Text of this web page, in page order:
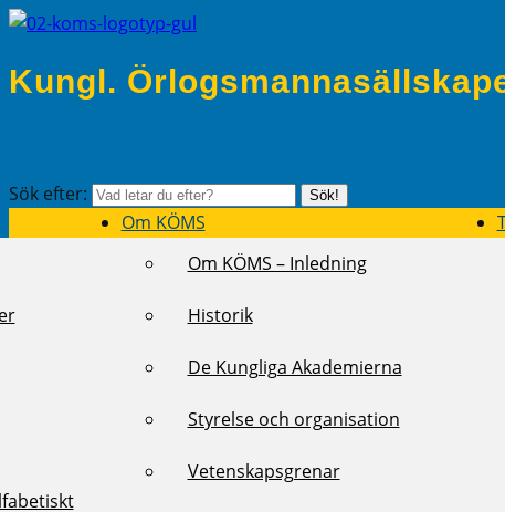
Kungl.
Sök efter: Sök!
Om KÖMS
Om KÖMS – Inledning
Historik
De Kungliga Akademierna
Styrelse och organisation
Vetenskapsgrenar